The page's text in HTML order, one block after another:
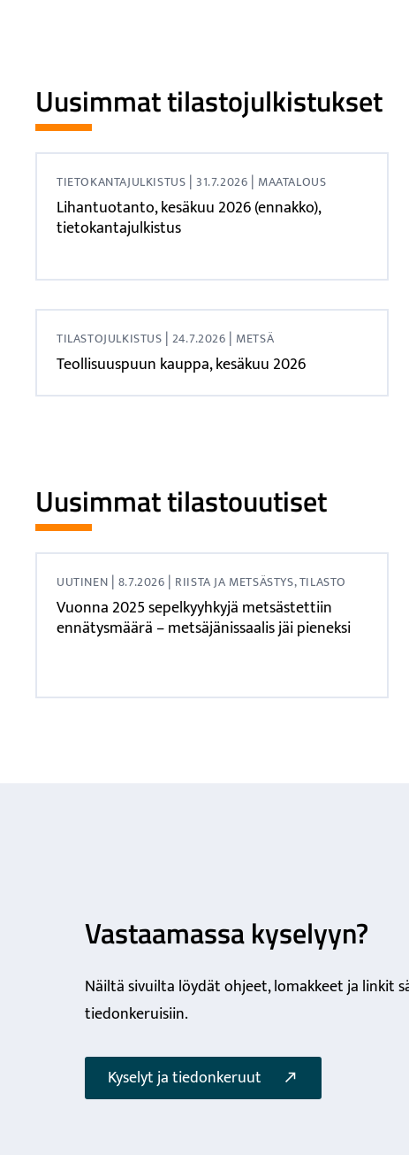
Uusimmat tilastojulkistukset
Lihantuotanto, kesäkuu 2026 (ennakko),
tietokantajulkistus
TIETOKANTAJULKISTUS | 31.7.2026 | MAATALOUS
Teollisuuspuun kauppa, kesäkuu 2026
TILASTOJULKISTUS | 24.7.2026 | METSÄ
Uusimmat tilastouutiset
Vuonna 2025 sepelkyyhkyjä metsästettiin
ennätysmäärä – metsäjänissaalis jäi pieneksi
UUTINEN | 8.7.2026 | RIISTA JA METSÄSTYS, TILASTO
Vastaamassa kyselyyn?
Näiltä sivuilta löydät ohjeet, lomakkeet ja linkit
tiedonkeruisiin.
Kyselyt ja tiedonkeruut